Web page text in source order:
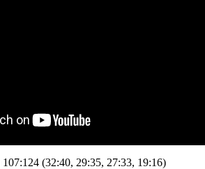
107:124 (32:40, 29:35, 27:33, 19:16)